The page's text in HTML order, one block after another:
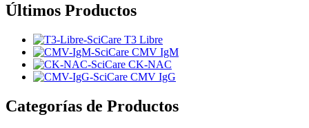
Últimos Productos
T3 Libre
CMV IgM
CK-NAC
CMV IgG
Categorías de Productos